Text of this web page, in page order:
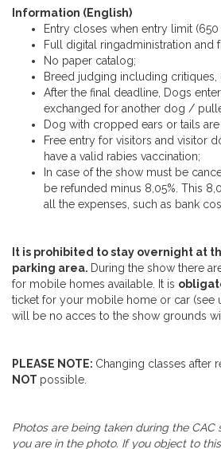
Information (English)
Entry closes when entry limit
Full digital ringadministration and
No paper catalog;
Breed judging including critiques,
After the final deadline, Dogs
exchanged for another dog /
Dog with cropped ears or tails
Free entry for visitors and visitor
have a valid rabies vaccination;
In case of the show must be
be refunded minus 8,05%. This
all the expenses, such as bank
It is prohibited to stay overnight at
parking area. During the show there
for mobile homes available. It is
ticket for your mobile home or car (see
will be no acces to the show grounds
PLEASE NOTE: Changing classes after
NOT possible.
Photos are being taken during the CAC
you are in the photo. If you object to